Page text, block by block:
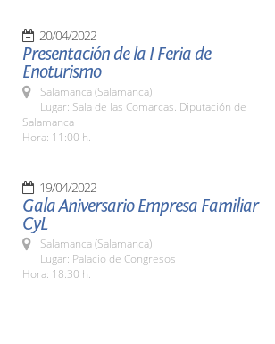
20/04/2022
Presentación de la I Feria de
Enoturismo
Salamanca (Salamanca)
Lugar: Sala de las Comarcas. Diputación de
Salamanca
Hora: 11:00 h.
19/04/2022
Gala Aniversario Empresa Familiar
CyL
Salamanca (Salamanca)
Lugar: Palacio de Congresos
Hora: 18:30 h.